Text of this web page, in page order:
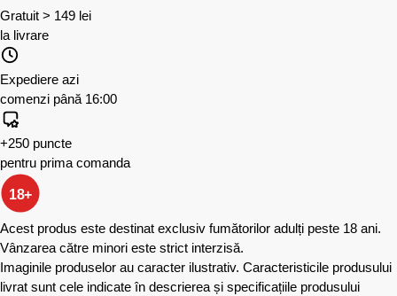
Gratuit > 149 lei
la livrare
Expediere azi
comenzi până 16:00
+250 puncte
pentru prima comanda
18+
Acest produs este destinat exclusiv fumătorilor adulți peste 18 ani.
Vânzarea către minori este strict interzisă.
Imaginile produselor au caracter ilustrativ. Caracteristicile produsului
livrat sunt cele indicate în descrierea și specificațiile produsului